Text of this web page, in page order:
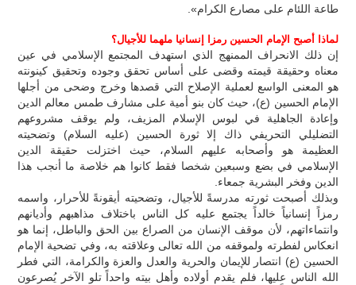
طاعة اللئام على مصارع الكرام».
لماذا أصبح الإمام الحسين رمزا إنسانيا ملهما للأجيال؟
إن ذلك الانحراف الممنهج الذي استهدف المجتمع الإسلامي في عين
معناه وحقيقة قيمته وقضى على أساس تحقق وجوده وتحقيق كينونته
هو المعنى الواسع لعملية الإصلاح التي قصدها وخرج وضحى من أجلها
الإمام الحسين (ع)، حيث كان بنو أمية على مشارف طمس معالم الدين
وإعادة الجاهلية في لبوس الإسلام المزيف، ولم يوقف مشروعهم
التضليلي التحريفي ذاك إلا ثورة الحسين (عليه السلام) وتضحيته
العظيمة هو وأصحابه عليهم السلام، حيث اختزلت حقيقة الدين
الإسلامي في بضع وسبعين شخصا فقط كانوا هم خلاصة ما أنجب هذا
الدين وفخر البشرية جمعاء.
وبذلك أصبحت ثورته مدرسةً للأجيال، وتضحيته أيقونةً للأحرار، واسمه
رمزاً إنسانياً خالداً يجتمع عليه كل الناس باختلاف مذاهبهم وأديانهم
وانتماءاتهم، لأن موقف الإنسان من الصراع بين الحق والباطل، إنما هو
انعكاس لفطرته ولموقفه من الله تعالى وعلاقته به، وفي تضحية الإمام
الحسين (ع) انتصار للإيمان والحرية والعدل والعزة والكرامة، التي فطر
الله الناس عليها، فلم يقدم أولاده وأهل بيته واحداً تلو الآخر يُصرعون